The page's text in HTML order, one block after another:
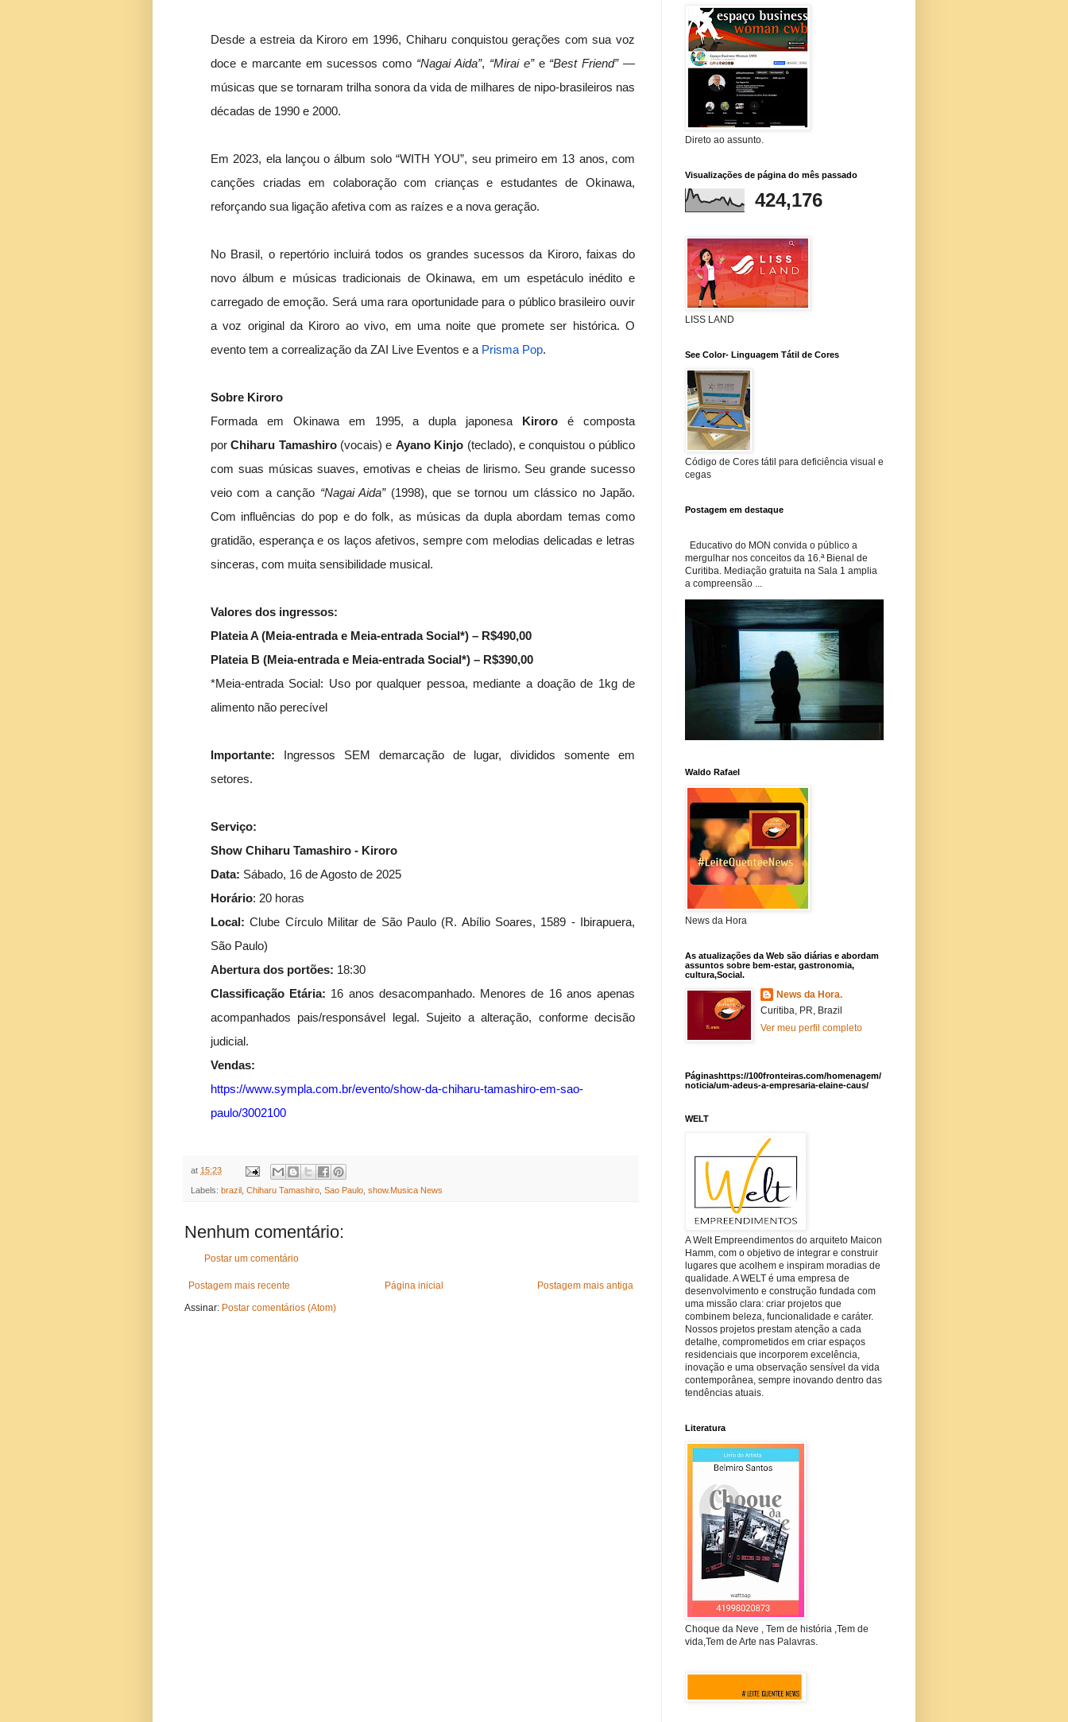
Desde a estreia da Kiroro em 1996, Chiharu conquistou gerações com sua voz
doce e marcante em sucessos como “Nagai Aida”, “Mirai e”e “Best Friend”—
músicas que se tornaram trilha sonora da vida de milhares de nipo-brasileiros nas
décadas de 1990 e 2000.
Em 2023, ela lançou o álbum solo “WITH YOU”, seu primeiro em 13 anos, com
canções criadas em colaboração com crianças e estudantes de Okinawa,
reforçando sua ligação afetiva com as raízes e a nova geração.
No Brasil, o repertório incluirá todos os grandes sucessos da Kiroro, faixas do
novo álbum e músicas tradicionais de Okinawa, em um espetáculo inédito e
carregado de emoção. Será uma rara oportunidade para o público brasileiro ouvir
a voz original da Kiroro ao vivo, em uma noite que promete ser histórica. O
evento tem a correalização da ZAI Live Eventos e a Prisma Pop.
Sobre Kiroro
Formada em Okinawa em 1995, a dupla japonesa Kiroro é composta
porChiharu Tamashiro(vocais) e Ayano Kinjo (teclado), e conquistou o público
com suas músicas suaves, emotivas e cheias de lirismo. Seu grande sucesso
veio com a canção “Nagai Aida”(1998), que se tornou um clássico no Japão.
Com influências do pop e do folk, as músicas da dupla abordam temas como
gratidão, esperança e os laços afetivos, sempre com melodias delicadas e letras
sinceras, com muita sensibilidade musical.
Valores dos ingressos:
Plateia A (Meia-entrada e Meia-entrada Social*) – R$490,00
Plateia B (Meia-entrada e Meia-entrada Social*) – R$390,00
*Meia-entrada Social: Uso por qualquer pessoa, mediante a doação de 1kg de
alimento não perecível
Importante: Ingressos SEM demarcação de lugar, divididos somente em
setores.
Serviço:
Show Chiharu Tamashiro - Kiroro
Data: Sábado, 16 de Agosto de 2025
Horário: 20 horas
Local:Clube Círculo Militar de São Paulo (R. Abílio Soares, 1589 - Ibirapuera,
São Paulo)
Abertura dos portões: 18:30
Classificação Etária: 16 anos desacompanhado. Menores de 16 anos apenas
acompanhados pais/responsável legal. Sujeito a alteração, conforme decisão
judicial.
Vendas:
https://www.sympla.com.br/evento/show-da-chiharu-tamashiro-em-sao-
paulo/3002100
at 15:23
Labels: brazil Chiharu Tamashiro Sao Paulo show.Musica News
Nenhum comentário:
Postar um comentário
Postagem mais recente Postagem mais antiga
Página inicial
Assinar: Postar comentários (Atom)
Direto ao assunto.
Visualizações de página do mês passado
424,176
LISS LAND
See Color- Linguagem Tátil de Cores
Código de Cores tátil para deficiência visual e
cegas
Postagem em destaque
Educativo do MON convida o público a
mergulhar nos conceitos da 16.ª Bienal de
Curitiba. Mediação gratuita na Sala 1 amplia
a compreensão ...
Waldo Rafael
News da Hora
As atualizações da Web são diárias e abordam
assuntos sobre bem-estar, gastronomia,
cultura,Social.
News da Hora.
Curitiba, PR, Brazil
Ver meu perfil completo
Páginashttps://100fronteiras.com/homenagem/
noticia/um-adeus-a-empresaria-elaine-caus/
WELT
A Welt Empreendimentos do arquiteto Maicon
Hamm, com o objetivo de integrar e construir
lugares que acolhem e inspiram moradias de
qualidade. A WELT é uma empresa de
desenvolvimento e construção fundada com
uma missão clara: criar projetos que
combinem beleza, funcionalidade e caráter.
Nossos projetos prestam atenção a cada
detalhe, comprometidos em criar espaços
residenciais que incorporem excelência,
inovação e uma observação sensível da vida
contemporânea, sempre inovando dentro das
tendências atuais.
Literatura
Choque da Neve , Tem de história ,Tem de
vida,Tem de Arte nas Palavras.